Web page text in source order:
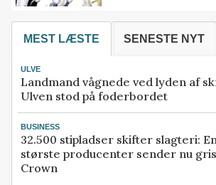
MEST LÆSTE SENESTE NYT
ULVE
Landmand vågnede ved lyden af
Ulven stod på foderbordet
BUSINESS
32.500 stipladser skifter slagteri:
største producenter sender nu
Crown